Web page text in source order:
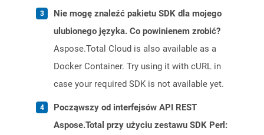
Nie mogę znaleźć pakietu SDK dla mojego
ulubionego języka. Co powinienem zrobić?
Aspose.Total Cloud is also available as a
Docker Container. Try using it with cURL in
case your required SDK is not available yet.
Począwszy od interfejsów API REST
Aspose.Total przy użyciu zestawu SDK Perl: